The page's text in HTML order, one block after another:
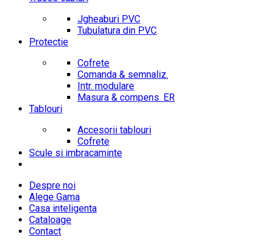
Jgheaburi PVC
Tubulatura din PVC
Protectie
Cofrete
Comanda & semnaliz.
Intr. modulare
Masura & compens. ER
Tablouri
Accesorii tablouri
Cofrete
Scule si imbracaminte
Despre noi
Alege Gama
Casa inteligenta
Cataloage
Contact